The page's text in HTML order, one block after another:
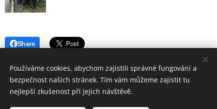
Share
© 2019 Hostinec u nádraží Červenka | Všechna práva vyhrazena
Používáme cookies, abychom zajistili správné fungování a
bezpečnost našich stránek. Tím vám můžeme zajistit tu
nejlepší zkušenost při jejich návštěvě.